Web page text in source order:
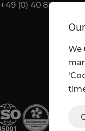
+49 (0) 40 855 384 01
We